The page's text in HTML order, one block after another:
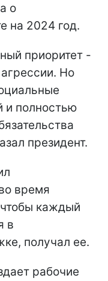
о
на 2024 год.
приоритет -
Но
и полностью
президент.
время
каждый
в
получал ее.
рабочие